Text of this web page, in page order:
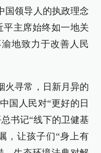
国领导人的执政理念
平主席始终如一地关
地致力于改善人民
火寻常，日新月异的
国人民对“更好的日
书记“线下的卫健基
，让孩子们“身上有